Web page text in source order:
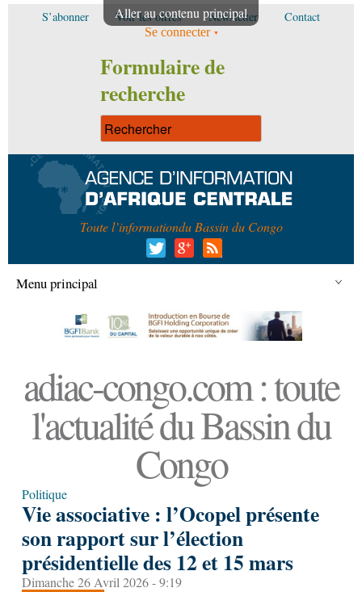
Aller au contenu principal
S’abonner Voir les offres Newsletter Contact
Se connecter
Formulaire de
recherche
Toute l’informationdu Bassin du Congo
Menu principal
adiac-congo.com : toute
l'actualité du Bassin du
Congo
Politique
Vie associative : l’Ocopel présente
son rapport sur l’élection
présidentielle des 12 et 15 mars
Dimanche 26 Avril 2026 - 9:19